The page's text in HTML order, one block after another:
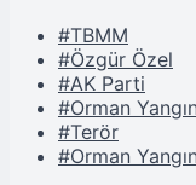
#TBMM
#Özgür Özel
#AK Parti
#Orman
#Terör
#Orman